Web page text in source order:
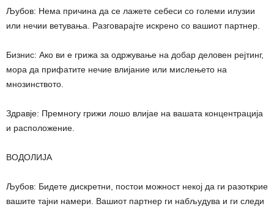
Љубов: Нема причина да се лажете себеси со големи илузии
или нечии ветувања. Разговарајте искрено со вашиот партнер.
Бизнис: Ако ви е грижа за одржување на добар деловен рејтинг,
мора да прифатите нечие влијание или мислењето на
мнозинството.
Здравје: Премногу грижи лошо влијае на вашата концентрација
и расположение.
ВОДОЛИЈА
Љубов: Бидете дискретни, постои можност некој да ги разоткрие
вашите тајни намери. Вашиот партнер ги набљудува и ги следи